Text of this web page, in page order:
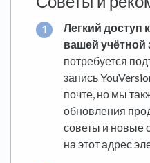
Легкий доступ
вашей учётной
потребуется
запись
почте, но мы
обновления
советы и новые
на этот адрес